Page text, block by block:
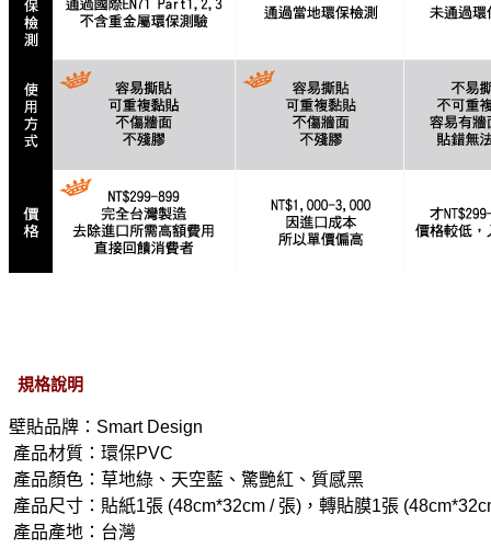
規格說明
壁貼品牌：Smart Design
產品材質：環保PVC
產品顏色：草地綠、天空藍、驚艷紅、質感黑
產品尺寸：貼紙1張 (48cm*32cm / 張)，轉貼膜1張
產品產地：台灣